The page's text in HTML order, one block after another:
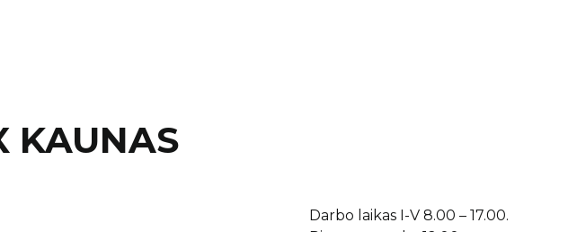
KAUNAS
Darbo laikas I-V 8.00 – 17.00.